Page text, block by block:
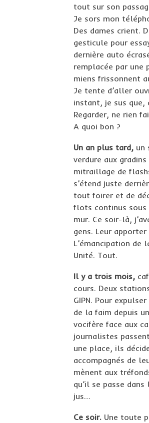
tout sur son
Je sors mon
Des dames crient.
gesticule pour
dernière auto
remplacée par une
miens frissonnent
Je tente d’aller
instant, je sus que,
Regarder, ne rien
A quoi bon ?
Un an plus tard, un
verdure aux
mitraillage de
s’étend juste
tout foirer et de
flots continus sous
mur. Ce soir-là,
gens. Leur
L’émancipation de
Unité. Tout.
Il y a trois mois,
cours. Deux
GIPN. Pour
de la faim depuis
vocifère face aux
journalistes
une place, ils
accompagnés de
mènent aux
qu’il se passe
jus…
Ce soir. Une toute